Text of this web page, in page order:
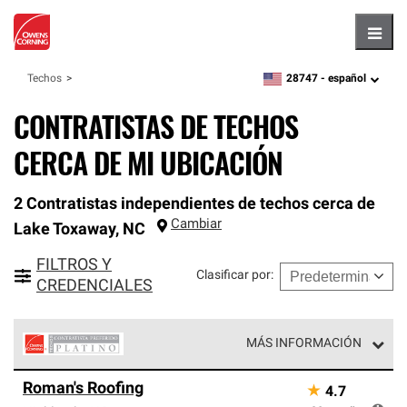
Techos zipcode,language
28747 - español
CONTRATISTAS DE TECHOS
CERCA DE MI UBICACIÓN
2 Contratistas independientes de techos cerca de
Lake Toxaway, NC Cambiar
FILTROS Y
CREDENCIALES
Clasificar por:
MÁS INFORMACIÓN
Corning constituyen el nivel superior de nuestra red
Roman's Roofing ★ 4.7